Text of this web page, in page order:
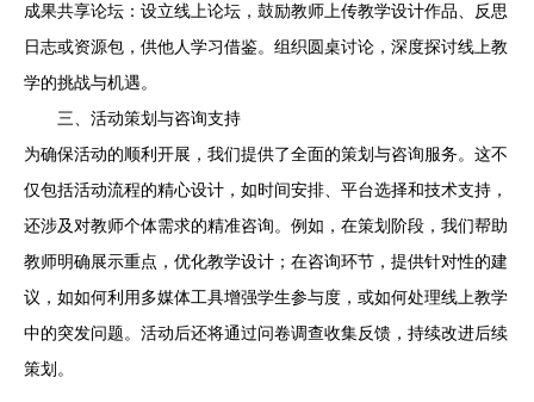
成果共享论坛：设立线上论坛，鼓励教师上传教学设计作品、反思
日志或资源包，供他人学习借鉴。组织圆桌讨论，深度探讨线上教
学的挑战与机遇。
三、活动策划与咨询支持
为确保活动的顺利开展，我们提供了全面的策划与咨询服务。这不
仅包括活动流程的精心设计，如时间安排、平台选择和技术支持，
还涉及对教师个体需求的精准咨询。例如，在策划阶段，我们帮助
教师明确展示重点，优化教学设计；在咨询环节，提供针对性的建
议，如如何利用多媒体工具增强学生参与度，或如何处理线上教学
中的突发问题。活动后还将通过问卷调查收集反馈，持续改进后续
策划。